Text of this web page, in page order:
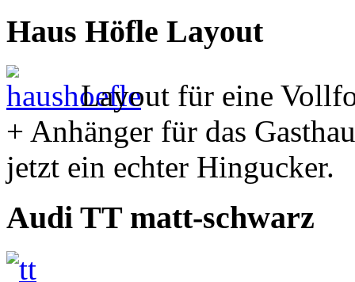
Haus Höfle Layout
Layout für eine
+ Anhänger für das
jetzt ein echter Hingucker.
Audi TT matt-schwarz